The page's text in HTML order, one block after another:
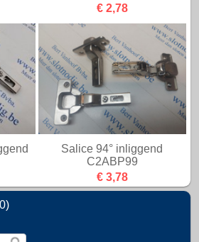
€ 2,78
Salice 94° inliggend
C2ABP99
€ 3,78